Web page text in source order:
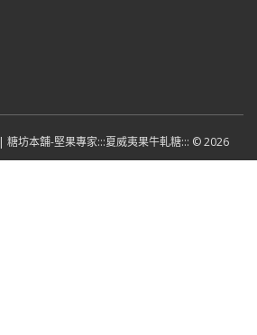
| 糖坊本舖-堅果專家:::夏威夷果牛軋糖::: © 2026